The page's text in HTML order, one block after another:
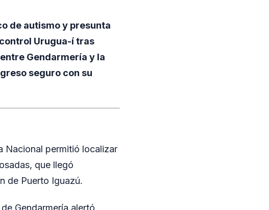
de autismo y presunta
Urugua-í tras
Gendarmería y la
seguro con su
Nacional permitió localizar
que llegó
de Puerto Iguazú.